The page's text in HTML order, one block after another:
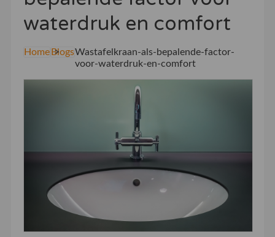
Over ons
Blogs
Contact
waterdruk en comfort
Home BlogsWastafelkraan-als-bepalende-factor-
voor-waterdruk-en-comfort